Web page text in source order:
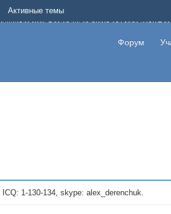
вариант дополнительной подработки на
в теме что это лохотрон, чтобы другие
со своими пригласительными
Форум
Активные темы
130-134, skype: alex_derenchuk.